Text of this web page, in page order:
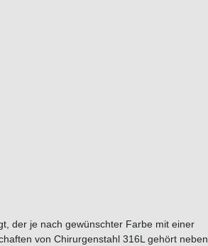
der je nach gewünschter Farbe mit einer
von Chirurgenstahl 316L gehört neben